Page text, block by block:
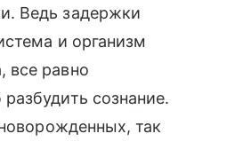
Ведь задержки
и организм
все равно
сознание.
так